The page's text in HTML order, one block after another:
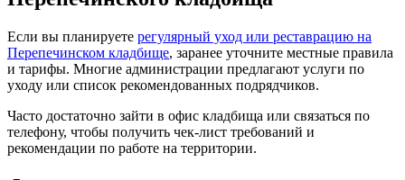
Если вы планируете регулярный уход или реставрацию на
Перепечинском кладбище, заранее уточните местные правила
и тарифы. Многие администрации предлагают услуги по
уходу или список рекомендованных подрядчиков.
Часто достаточно зайти в офис кладбища или связаться по
телефону, чтобы получить чек-лист требований и
рекомендации по работе на территории.